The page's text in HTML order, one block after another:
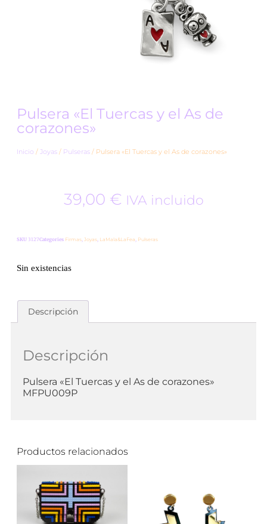
Pulsera «El Tuercas y el As de
corazones»
Inicio / Joyas / Pulseras / Pulsera «El Tuercas y el As de corazones»
39,00 € IVA incluido
SKU 3127Categories Firmas, Joyas, LaMala&LaFea, Pulseras
Sin existencias
Descripción
Descripción
Pulsera «El Tuercas y el As de corazones»
MFPU009P
Productos relacionados